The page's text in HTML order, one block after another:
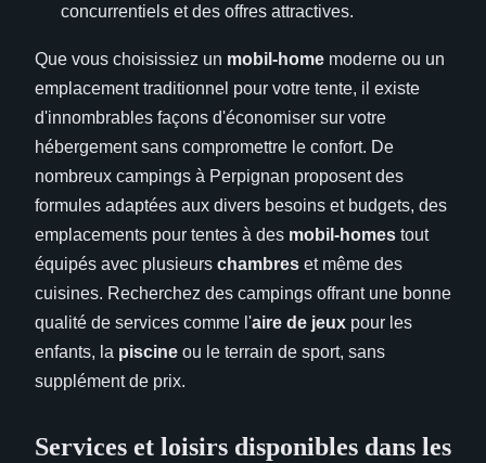
concurrentiels et des offres attractives.
Que vous choisissiez un mobil-home moderne ou un
emplacement traditionnel pour votre tente, il existe
d'innombrables façons d'économiser sur votre
hébergement sans compromettre le confort. De
nombreux campings à Perpignan proposent des
formules adaptées aux divers besoins et budgets, des
emplacements pour tentes à des mobil-homes tout
équipés avec plusieurs chambres et même des
cuisines. Recherchez des campings offrant une bonne
qualité de services comme l'aire de jeux pour les
enfants, la piscine ou le terrain de sport, sans
supplément de prix.
Services et loisirs disponibles dans les